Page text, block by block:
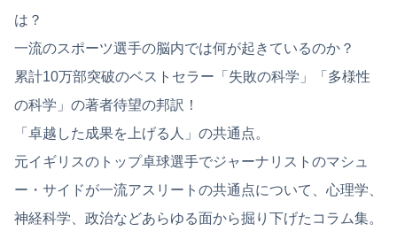
は？
一流のスポーツ選手の脳内では何が起きているのか？
累計10万部突破のベストセラー「失敗の科学」「多様性
の科学」の著者待望の邦訳！
「卓越した成果を上げる人」の共通点。
元イギリスのトップ卓球選手でジャーナリストのマシュ
ー・サイドが一流アスリートの共通点について、心理学、
神経科学、政治などあらゆる面から掘り下げたコラム集。